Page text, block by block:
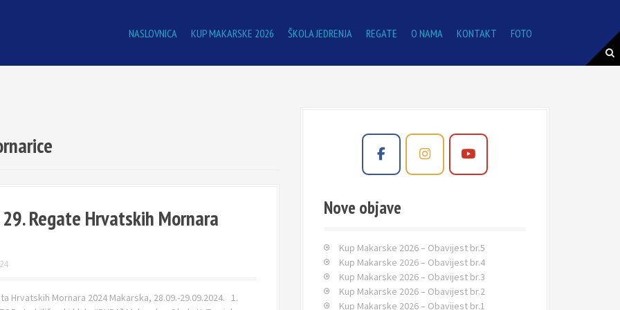
NASLOVNICA KUP MAKARSKE 2026 ŠKOLA JEDRENJA REGATE O NAMA KONTAKT FOTO
Regate Hrvatskih Mornara
Hrvatskih Mornara 2024 Makarska, 28.09.-29.09.2024. 1.
Nove objave
Kup Makarske 2026 – Obavijest br.5
Kup Makarske 2026 – Obavijest br.4
Kup Makarske 2026 – Obavijest br.3
Kup Makarske 2026 – Obavijest br.2
Kup Makarske 2026 – Obavijest br.1